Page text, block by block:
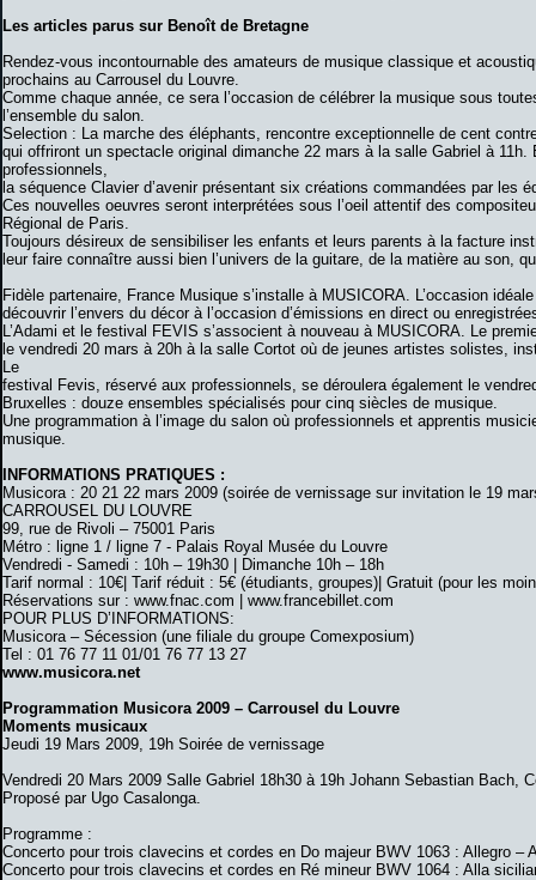
Les articles parus sur Benoît de Bretagne
Rendez-vous incontournable des amateurs de musique classique et
prochains au Carrousel du Louvre.
Comme chaque année, ce sera l’occasion de célébrer la musique sous
l’ensemble du salon.
Selection : La marche des éléphants, rencontre exceptionnelle de cent
qui offriront un spectacle original dimanche 22 mars à la salle Gabriel à
professionnels,
la séquence Clavier d’avenir présentant six créations commandées par les
Ces nouvelles oeuvres seront interprétées sous l’oeil attentif des
Régional de Paris.
Toujours désireux de sensibiliser les enfants et leurs parents à la facture
leur faire connaître aussi bien l’univers de la guitare, de la matière au son,
Fidèle partenaire, France Musique s’installe à MUSICORA. L’occasion
découvrir l’envers du décor à l’occasion d’émissions en direct ou
L’Adami et le festival FEVIS s’associent à nouveau à MUSICORA. Le
le vendredi 20 mars à 20h à la salle Cortot où de jeunes artistes solistes,
Le
festival Fevis, réservé aux professionnels, se déroulera également le
Bruxelles : douze ensembles spécialisés pour cinq siècles de musique.
Une programmation à l’image du salon où professionnels et apprentis
musique.
INFORMATIONS PRATIQUES :
Musicora : 20 21 22 mars 2009 (soirée de vernissage sur invitation le 19
CARROUSEL DU LOUVRE
99, rue de Rivoli – 75001 Paris
Métro : ligne 1 / ligne 7 - Palais Royal Musée du Louvre
Vendredi - Samedi : 10h – 19h30 | Dimanche 10h – 18h
Tarif normal : 10€| Tarif réduit : 5€ (étudiants, groupes)| Gratuit (pour les
Réservations sur : www.fnac.com | www.francebillet.com
POUR PLUS D’INFORMATIONS:
Musicora – Sécession (une filiale du groupe Comexposium)
Tel : 01 76 77 11 01/01 76 77 13 27
www.musicora.net
Programmation Musicora 2009 – Carrousel du Louvre
Moments musicaux
Jeudi 19 Mars 2009, 19h Soirée de vernissage
Vendredi 20 Mars 2009 Salle Gabriel 18h30 à 19h Johann Sebastian Bach,
Proposé par Ugo Casalonga.
Programme :
Concerto pour trois clavecins et cordes en Do majeur BWV 1063 : Allegro –
Concerto pour trois clavecins et cordes en Ré mineur BWV 1064 : Alla